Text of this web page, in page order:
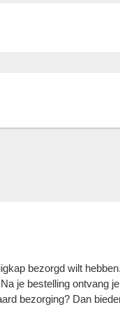
bezorgd wilt hebben.
je bestelling ontvang je
bezorging? Dan